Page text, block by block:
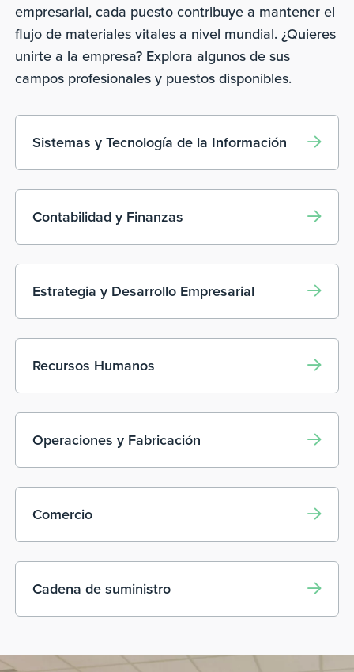
empresarial, cada puesto contribuye a mantener el
flujo de materiales vitales a nivel mundial. ¿Quieres
unirte a la empresa? Explora algunos de sus
campos profesionales y puestos disponibles.
Sistemas y Tecnología de la Información
Contabilidad y Finanzas
Estrategia y Desarrollo Empresarial
Recursos Humanos
Operaciones y Fabricación
Comercio
Cadena de suministro